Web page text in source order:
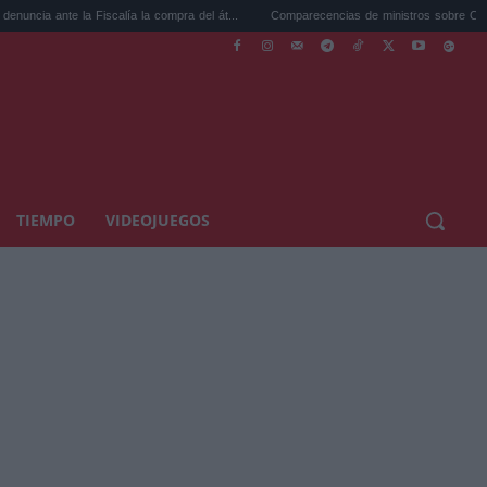
la Fiscalía la compra del át... Comparecencias de ministros sobre Ceuta:
TIEMPO VIDEOJUEGOS